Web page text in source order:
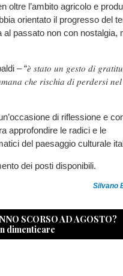
oltre l’ambito agricolo e
orientato il progresso del
al passato non con nostalgia,
– “𝑒̀ 𝑠𝑡𝑎𝑡𝑜 𝑢𝑛 𝑔𝑒𝑠𝑡𝑜 𝑑𝑖
𝑐ℎ𝑒 𝑟𝑖𝑠𝑐ℎ𝑖𝑎 𝑑𝑖 𝑝𝑒𝑟𝑑𝑒𝑟𝑠𝑖 𝑛𝑒𝑙
di riflessione e
approfondire le radici e le
del paesaggio culturale
dei posti disponibili.
Silvano
SCORSO AD AGOSTO?
dimenticare